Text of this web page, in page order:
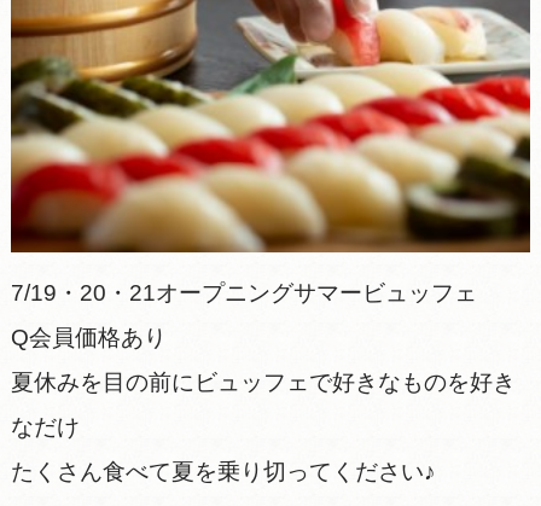
7/19・20・21オープニングサマービュッフェ
Q会員価格あり
夏休みを目の前にビュッフェで好きなものを好き
なだけ
たくさん食べて夏を乗り切ってください♪